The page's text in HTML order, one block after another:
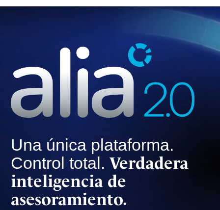
Una única plataforma.
Control total.Verdadera
inteligencia de
asesoramiento.